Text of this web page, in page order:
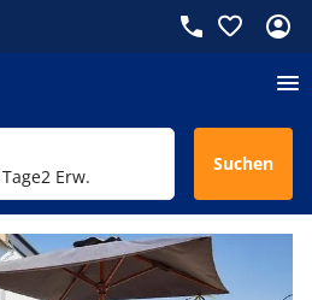
2 Erw.
Suchen